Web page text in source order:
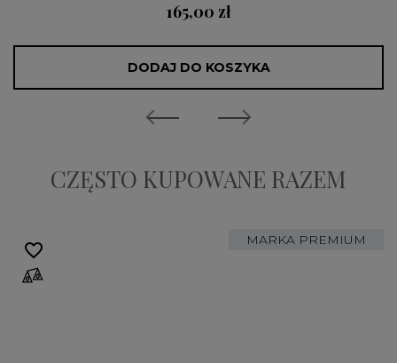
165,00 zł
DODAJ DO KOSZYKA
CZĘSTO KUPOWANE RAZEM
MARKA PREMIUM
favorite_border